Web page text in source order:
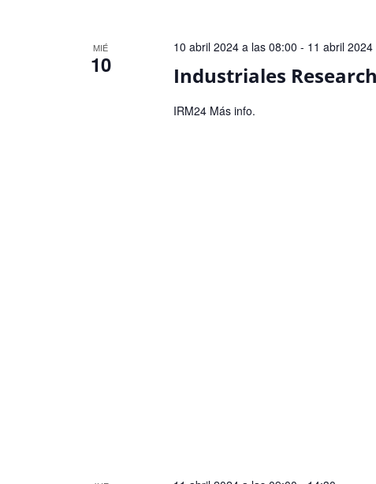
MIÉ
10 Industriales
10 abril 2024 a las 08:00 - 11 abril
IRM24 Más info.